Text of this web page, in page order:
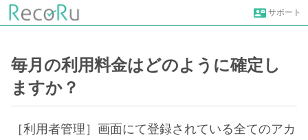
サポート
毎月の利用料金はどのように確定し
ますか？
［利用者管理］画面にて登録されている全てのアカ